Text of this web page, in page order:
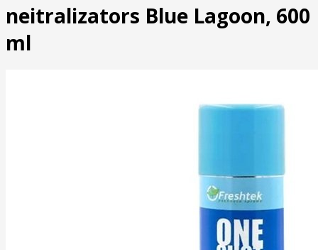
neitralizators Blue Lagoon, 600
ml